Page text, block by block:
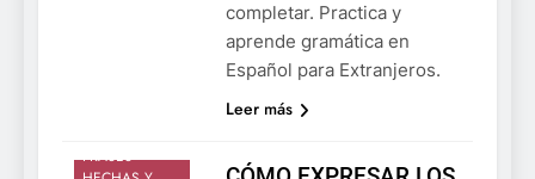
completar. Practica y
aprende gramática en
Español para Extranjeros.
Leer más
FRASES